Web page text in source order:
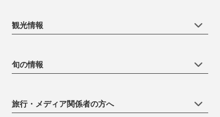
観光情報
旬の情報
旅行・メディア関係者の方へ